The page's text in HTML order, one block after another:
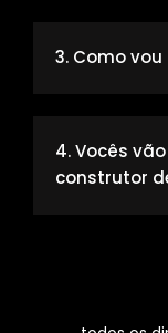
3. Como
4. Vocês
construtor